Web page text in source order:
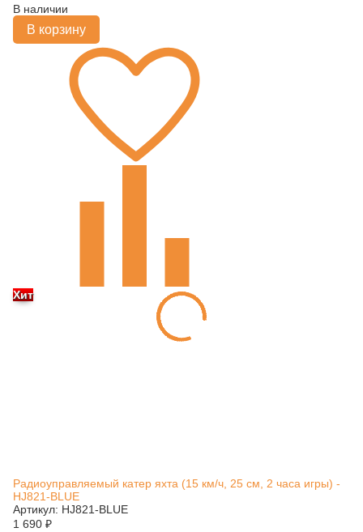
В наличии
В корзину
Хит
Радиоуправляемый катер яхта (15 км/ч, 25 см, 2 часа игры) -
HJ821-BLUE
Артикул: HJ821-BLUE
1 690 ₽